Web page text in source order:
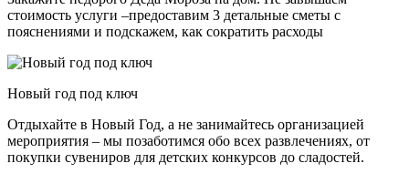
стоимость услуги –предоставим 3 детальные сметы с
пояснениями и подскажем, как сократить расходы
Новый год под ключ
Отдыхайте в Новый Год, а не занимайтесь организацией
мероприятия – мы позаботимся обо всех развлечениях, от
покупки сувениров для детских конкурсов до сладостей.